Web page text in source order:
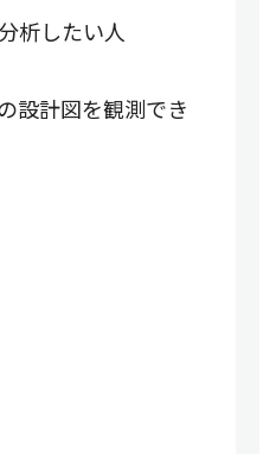
析したい人
設計図を観測でき